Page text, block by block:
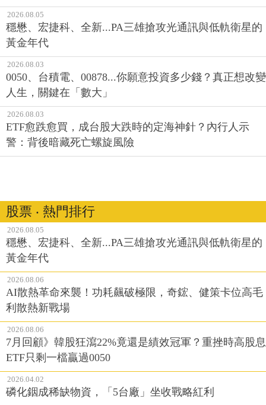
2026.08.05
穩懋、宏捷科、全新...PA三雄搶攻光通訊與低軌衛星的
黃金年代
2026.08.03
0050、台積電、00878...你願意投資多少錢？真正想改變
人生，關鍵在「數大」
2026.08.03
ETF愈跌愈買，成台股大跌時的定海神針？內行人示
警：背後暗藏死亡螺旋風險
股票 ‧ 熱門排行
2026.08.05
穩懋、宏捷科、全新...PA三雄搶攻光通訊與低軌衛星的
黃金年代
2026.08.06
AI散熱革命來襲！功耗飆破極限，奇鋐、健策卡位高毛
利散熱新戰場
2026.08.06
7月回顧》韓股狂瀉22%竟還是績效冠軍？重挫時高股息
ETF只剩一檔贏過0050
2026.04.02
磷化銦成稀缺物資，「5台廠」坐收戰略紅利